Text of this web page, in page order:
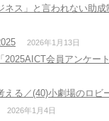
ネス」と言われない助成
2026年1月13日
2025AICT会員アンケー
える／(40)小劇場のロビ
2026年1月4日